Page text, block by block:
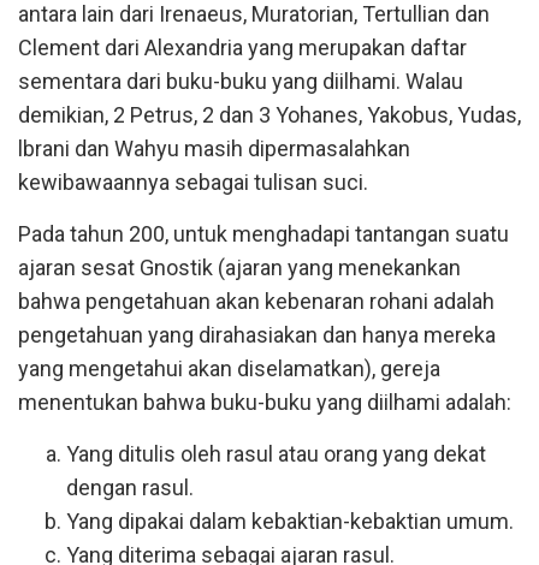
antara lain dari Irenaeus, Muratorian, Tertullian dan
Clement dari Alexandria yang merupakan daftar
sementara dari buku-buku yang diilhami. Walau
demikian, 2 Petrus, 2 dan 3 Yohanes, Yakobus, Yudas,
lbrani dan Wahyu masih dipermasalahkan
kewibawaannya sebagai tulisan suci.
Pada tahun 200, untuk menghadapi tantangan suatu
ajaran sesat Gnostik (ajaran yang menekankan
bahwa pengetahuan akan kebenaran rohani adalah
pengetahuan yang dirahasiakan dan hanya mereka
yang mengetahui akan diselamatkan), gereja
menentukan bahwa buku-buku yang diilhami adalah:
Yang ditulis oleh rasul atau orang yang dekat
dengan rasul.
Yang dipakai dalam kebaktian-kebaktian umum.
Yang diterima sebagai ajaran rasul.